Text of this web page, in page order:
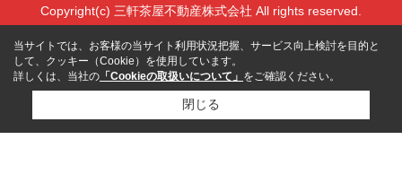
Copyright(c) 三軒茶屋不動産株式会社 All rights reserved.
当サイトでは、お客様の当サイト利用状況把握、サービス向上検討を目的と
して、クッキー（Cookie）を使用しています。
詳しくは、当社の 「Cookieの取扱いについて」 をご確認ください。
閉じる